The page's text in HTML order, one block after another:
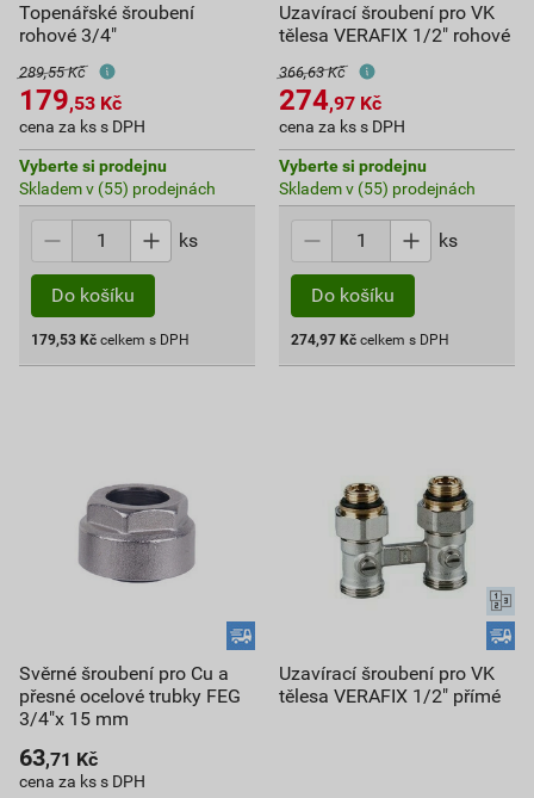
Topenářské šroubení
rohové 3/4"
289,55 Kč
179,53 Kč
cena za ks s DPH
Vyberte si prodejnu
Skladem v (55) prodejnách
ks
Do košíku
179,53 Kč celkem s DPH
Uzavírací šroubení pro VK
tělesa VERAFIX 1/2" rohové
366,63 Kč
274,97 Kč
cena za ks s DPH
Vyberte si prodejnu
Skladem v (55) prodejnách
ks
Do košíku
274,97 Kč celkem s DPH
Svěrné šroubení pro Cu a
přesné ocelové trubky FEG
3/4"x 15 mm
63,71 Kč
cena za ks s DPH
Uzavírací šroubení pro VK
tělesa VERAFIX 1/2" přímé